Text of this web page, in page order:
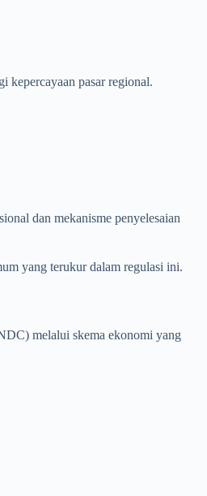
kepercayaan pasar regional.
dan mekanisme penyelesaian
yang terukur dalam regulasi ini.
melalui skema ekonomi yang